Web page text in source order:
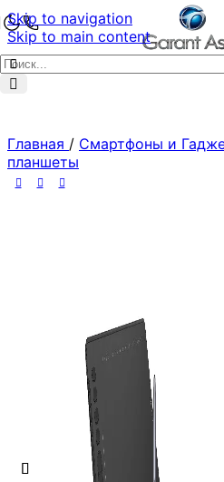
Skip to navigation
Skip to main content
Главная / Смартфоны и
планшеты